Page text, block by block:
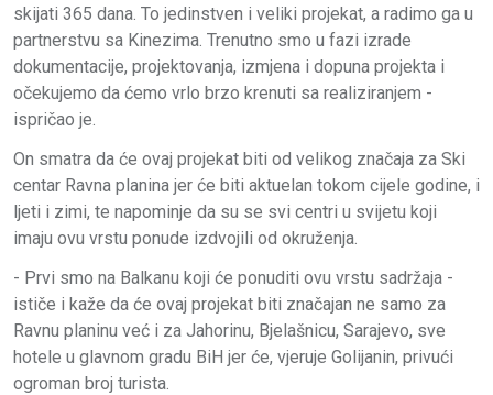
skijati 365 dana. To jedinstven i veliki projekat, a radimo ga u
partnerstvu sa Kinezima. Trenutno smo u fazi izrade
dokumentacije, projektovanja, izmjena i dopuna projekta i
očekujemo da ćemo vrlo brzo krenuti sa realiziranjem -
ispričao je.
On smatra da će ovaj projekat biti od velikog značaja za Ski
centar Ravna planina jer će biti aktuelan tokom cijele godine, i
ljeti i zimi, te napominje da su se svi centri u svijetu koji
imaju ovu vrstu ponude izdvojili od okruženja.
- Prvi smo na Balkanu koji će ponuditi ovu vrstu sadržaja -
ističe i kaže da će ovaj projekat biti značajan ne samo za
Ravnu planinu već i za Jahorinu, Bjelašnicu, Sarajevo, sve
hotele u glavnom gradu BiH jer će, vjeruje Golijanin, privući
ogroman broj turista.